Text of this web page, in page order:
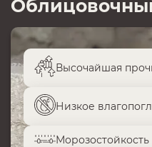
Высочайшая
Низкое
Морозостойкость